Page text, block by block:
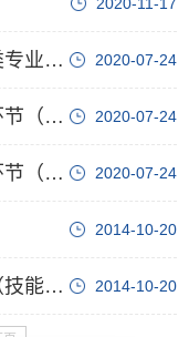
2020-11-17
关于开考高等教育自学考试职业类专业并与高级技工院校衔接方案的通知 2020-07-24
青岛科技大学自学考试专科实践环节（技能）考核考生应试守则 2020-07-24
青岛科技大学自学考试专科实践环节（技能）考核实施细则 2020-07-24
2014-10-20
青岛科技大学自学考试实践环节（技能）考核考生应试守则 2014-10-20